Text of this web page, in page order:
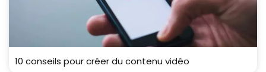
10 conseils pour créer du contenu vidéo